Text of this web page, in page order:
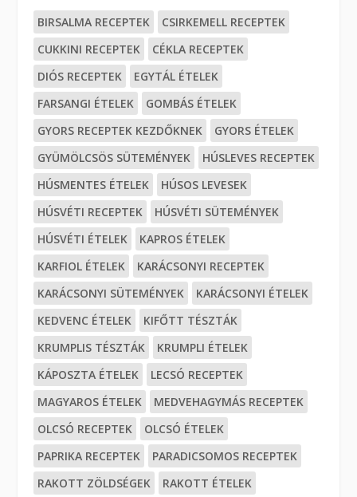
BIRSALMA RECEPTEK
CSIRKEMELL RECEPTEK
CUKKINI RECEPTEK
CÉKLA RECEPTEK
DIÓS RECEPTEK
EGYTÁL ÉTELEK
FARSANGI ÉTELEK
GOMBÁS ÉTELEK
GYORS RECEPTEK KEZDŐKNEK
GYORS ÉTELEK
GYÜMÖLCSÖS SÜTEMÉNYEK
HÚSLEVES RECEPTEK
HÚSMENTES ÉTELEK
HÚSOS LEVESEK
HÚSVÉTI RECEPTEK
HÚSVÉTI SÜTEMÉNYEK
HÚSVÉTI ÉTELEK
KAPROS ÉTELEK
KARFIOL ÉTELEK
KARÁCSONYI RECEPTEK
KARÁCSONYI SÜTEMÉNYEK
KARÁCSONYI ÉTELEK
KEDVENC ÉTELEK
KIFŐTT TÉSZTÁK
KRUMPLIS TÉSZTÁK
KRUMPLI ÉTELEK
KÁPOSZTA ÉTELEK
LECSÓ RECEPTEK
MAGYAROS ÉTELEK
MEDVEHAGYMÁS RECEPTEK
OLCSÓ RECEPTEK
OLCSÓ ÉTELEK
PAPRIKA RECEPTEK
PARADICSOMOS RECEPTEK
RAKOTT ZÖLDSÉGEK
RAKOTT ÉTELEK